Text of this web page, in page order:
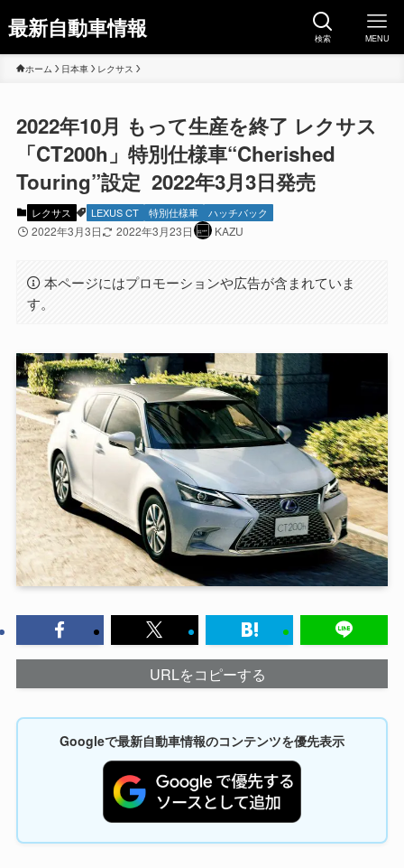
最新自動車情報 検索 MENU
ホーム 日本車 レクサス
2022年10月 もって生産を終了 レクサス
「CT200h」特別仕様車“Cherished
Touring”設定 2022年3月3日発売
レクサス LEXUS CT 特別仕様車 ハッチバック
2022年3月3日 2022年3月23日 KAZU
本ページにはプロモーションや広告が含まれていま
す。
URLをコピーする
Googleで最新自動車情報のコンテンツを優先表示